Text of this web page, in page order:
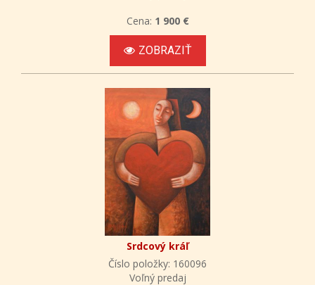
Cena: 1 900 €
ZOBRAZIŤ
Srdcový kráľ
Číslo položky: 160096
Voľný predaj